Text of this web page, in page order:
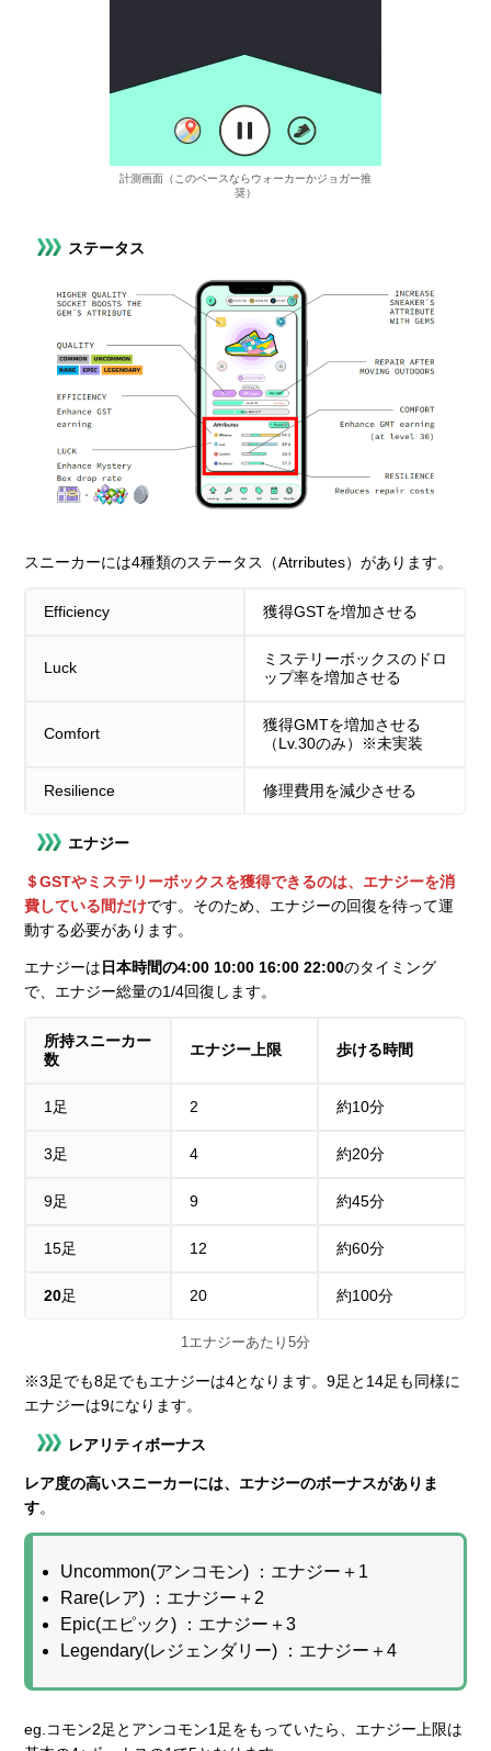
計測画面（このペースならウォーカーかジョガー推
奨）
ステータス
スニーカーには4種類のステータス（Atrributes）があります。
Efficiency 獲得GSTを増加させる
Luck
ミステリーボックスのドロ
ップ率を増加させる
Comfort
獲得GMTを増加させる
（Lv.30のみ）※未実装
Resilience 修理費用を減少させる
エナジー
＄GSTやミステリーボックスを獲得できるのは、エナジーを消
費している間だけです。そのため、エナジーの回復を待って運
動する必要があります。
エナジーは 日本時間の4:00 10:00 16:00 22:00のタイミング
で、エナジー総量の1/4回復します。
所持スニーカー
数
エナジー上限 歩ける時間
1足 2 約10分
3足 4 約20分
9足 9 約45分
15足 12 約60分
20足 20 約100分
1エナジーあたり5分
※3足でも8足でもエナジーは4となります。9足と14足も同様に
エナジーは9になります。
レアリティボーナス
レア度の高いスニーカーには、エナジーのボーナスがありま
す。
Uncommon(アンコモン) ：エナジー＋1
Rare(レア) ：エナジー＋2
Epic(エピック) ：エナジー＋3
Legendary(レジェンダリー) ：エナジー＋4
eg.コモン2足とアンコモン1足をもっていたら、エナジー上限は